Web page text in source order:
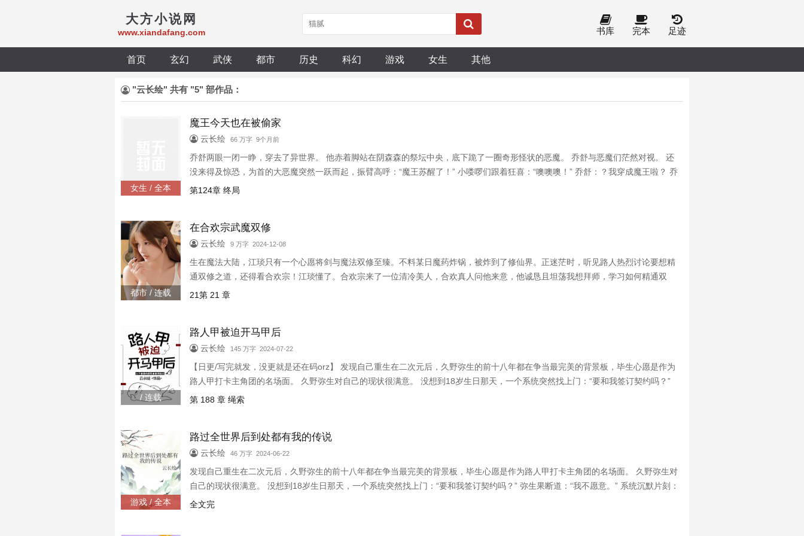
大方小说网
www.xiandafang.com 书库 完本 足迹
首页 玄幻 武侠 都市 历史 科幻 游戏 女生 其他
"云长绘" 共有 "5" 部作品：
女生 / 全本
魔王今天也在被偷家
云长绘 66 万字 9个月前
乔舒两眼一闭一睁，穿去了异世界。 他赤着脚站在阴森森的祭坛中央，底下跪了一圈奇形怪状的恶魔。 乔舒与恶魔们茫然对视。 还
没来得及惊恐，为首的大恶魔突然一跃而起，振臂高呼：“魔王苏醒了！” 小喽啰们跟着狂喜：“噢噢噢！” 乔舒：？我穿成魔王啦？ 乔
舒很快接受这个事实，在恶魔主城混的如鱼得水，收服一干小弟，立志要将恶魔城做大做强，在恶魔史上青史留名。 恶魔小弟们纷纷
第124章 终局
都市 / 连载
在合欢宗武魔双修
云长绘 9 万字 2024-12-08
生在魔法大陆，江琰只有一个心愿将剑与魔法双修至臻。不料某日魔药炸锅，被炸到了修仙界。正迷茫时，听见路人热烈讨论要想精
通双修之道，还得看合欢宗！江琰懂了。合欢宗来了一位清冷美人，合欢真人问他来意，他诚恳且坦荡我想拜师，学习如何精通双
修！偷听的弟子哇！美人好有志气！过了几年，江美人差点改名江木头，被逼着出远门参加各大宗门排位赛。临行前，师尊叮嘱比赛
21第 21 章
/ 连载
路人甲被迫开马甲后
云长绘 145 万字 2024-07-22
【日更/写完就发，没更就是还在码orz】 发现自己重生在二次元后，久野弥生的前十八年都在争当最完美的背景板，毕生心愿是作为
路人甲打卡主角团的名场面。 久野弥生对自己的现状很满意。 没想到18岁生日那天，一个系统突然找上门：“要和我签订契约吗？”
弥生果断道：“我不愿意。” 系统沉默片刻：“默认时间已过，强制绑定中。” 弥生：？？ 反抗无果，久野弥生只好换个方式实现梦想。
第 188 章 绳索
游戏 / 全本
路过全世界后到处都有我的传说
云长绘 46 万字 2024-06-22
发现自己重生在二次元后，久野弥生的前十八年都在争当最完美的背景板，毕生心愿是作为路人甲打卡主角团的名场面。 久野弥生对
自己的现状很满意。 没想到18岁生日那天，一个系统突然找上门：“要和我签订契约吗？” 弥生果断道：“我不愿意。” 系统沉默片刻：
“默认时间已过，强制绑定中。” 弥生：？？ 反抗无果，久野弥生只好换个方式实现梦想。 他开了几个马甲，混迹在各大片场，在江
全文完